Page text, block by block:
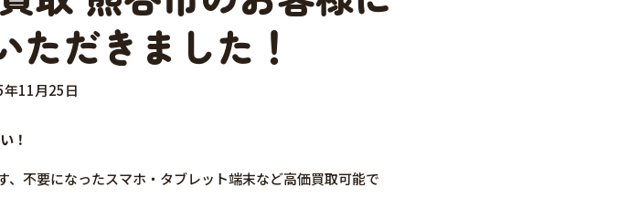
ただきました！
11月25日
！
不要になったスマホ・タブレット端末など高価買取可能で